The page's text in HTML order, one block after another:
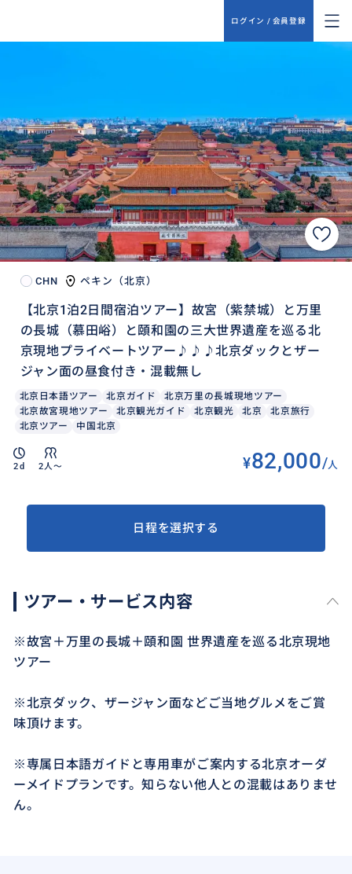
ログイン / 会員登録
CHN ペキン（北京）
【北京1泊2日間宿泊ツアー】故宮（紫禁城）と万里
の長城（慕田峪）と頤和園の三大世界遺産を巡る北
京現地プライベートツアー♪♪♪北京ダックとザー
ジャン面の昼食付き・混載無し
北京日本語ツアー 北京ガイド
北京万里の長城現地ツアー
北京故宮現地ツアー
北京観光ガイド 北京観光 北京
北京旅行
北京ツアー
中国北京
2d 2人〜 ¥82,000/人
日程を選択する
ツアー・サービス内容
※故宮＋万里の長城＋頤和園 世界遺産を巡る北京現地
ツアー
※北京ダック、ザージャン面などご当地グルメをご賞
味頂けます。
※専属日本語ガイドと専用車がご案内する北京オーダ
ーメイドプランです。知らない他人との混載はありませ
ん。